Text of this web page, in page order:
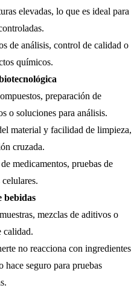
elevadas, lo que es ideal para
de análisis, control de calidad o
químicos.
preparación de
o soluciones para análisis.
material y facilidad de limpieza,
cruzada.
medicamentos, pruebas de
bebidas
mezclas de aditivos o
calidad.
no reacciona con ingredientes
hace seguro para pruebas